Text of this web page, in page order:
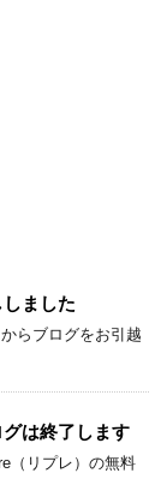
ました
らブログをお引越
は終了します
（リプレ）の無料